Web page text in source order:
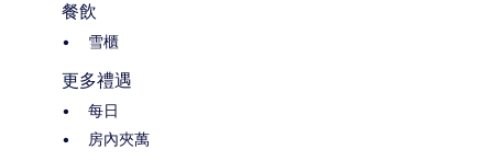
餐飲
雪櫃
更多禮遇
每日
房內夾萬